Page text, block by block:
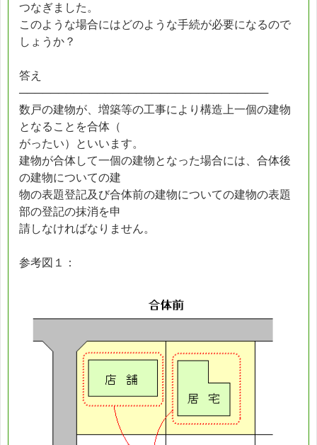
つなぎました。
このような場合にはどのような手続が必要になるので
しょうか？
答え
────────────────────────────────
数戸の建物が、増築等の工事により構造上一個の建物
となることを合体（
がったい）といいます。
建物が合体して一個の建物となった場合には、合体後
の建物についての建
物の表題登記及び合体前の建物についての建物の表題
部の登記の抹消を申
請しなければなりません。
参考図１：